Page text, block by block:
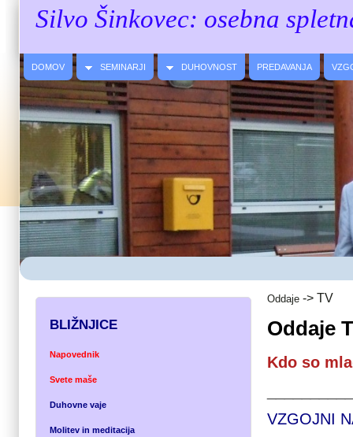
Silvo Šinkovec: osebna
DOMOV SEMINARJI DUHOVNOST PREDAVANJA
Oddaje -> TV
Oddaje
Kdo so
VZGOJNI
BLIŽNJICE
Napovednik
Svete maše
Duhovne vaje
Molitev in meditacija